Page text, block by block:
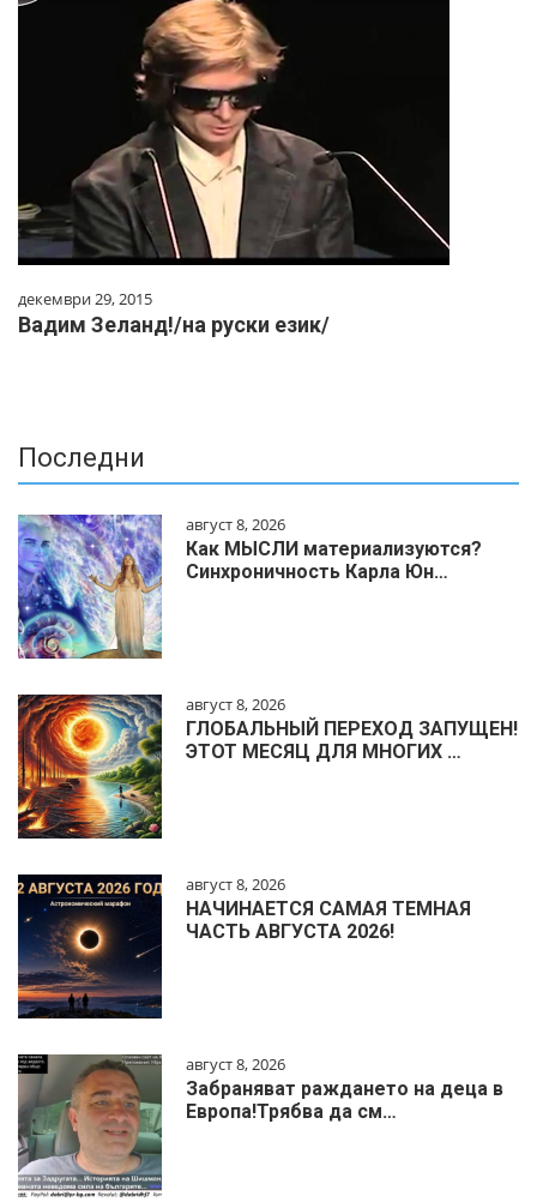
декември 29, 2015
Вадим Зеланд!/на руски език/
Последни
август 8, 2026
Как МЫСЛИ материализуются?
Синхроничность Карла Юн…
август 8, 2026
ГЛОБАЛЬНЫЙ ПЕРЕХОД ЗАПУЩЕН!
ЭТОТ МЕСЯЦ ДЛЯ МНОГИХ …
август 8, 2026
НАЧИНАЕТСЯ САМАЯ ТЕМНАЯ
ЧАСТЬ АВГУСТА 2026!
август 8, 2026
Забраняват раждането на деца в
Европа!Трябва да см…